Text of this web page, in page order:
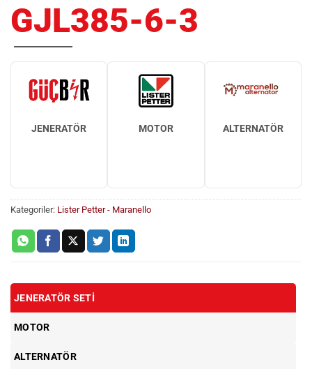
GJL385-6-3
JENERATÖR MOTOR ALTERNATÖR
Kategoriler: Lister Petter - Maranello
JENERATÖR SETI
MOTOR
ALTERNATÖR